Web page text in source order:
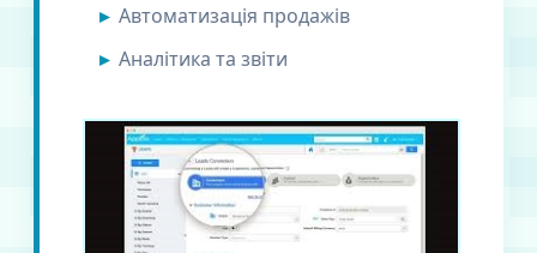
Автоматизація продажів
Аналітика та звіти